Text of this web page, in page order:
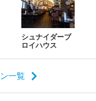
シュナイダーブ
ロイハウス
一覧